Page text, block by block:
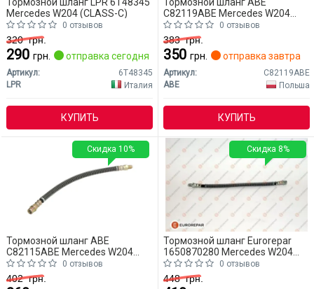
Mercedes W204 (CLASS-C)
0 отзывов
320грн.
290 грн. отправка сегодня
Артикул:
6T48345
LPR
Италия
КУПИТЬ
C82119ABE Mercedes W204
(CLASS-C)
0 отзывов
383грн.
350 грн. отправка завтра
Артикул:
C82119ABE
ABE
Польша
КУПИТЬ
Тормозной шланг ABE
C82115ABE Mercedes W204
(CLASS-C)
0 отзывов
402грн.
Скидка 10%
Тормозной шланг Eurorepar
1650870280 Mercedes W204
(CLASS-C)
0 отзывов
448грн.
Скидка 8%